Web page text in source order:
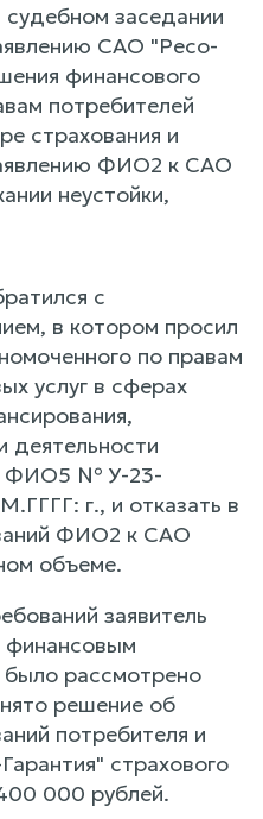
заседании
САО "Ресо-
финансового
потребителей
страхования и
ФИО2 к САО
неустойки,
с
в котором просил
по правам
услуг в сферах
деятельности
ФИО5 № У-23-
г., и отказать в
ФИО2 к САО
объеме.
заявитель
финансовым
рассмотрено
решение об
потребителя и
страхового
000 рублей.